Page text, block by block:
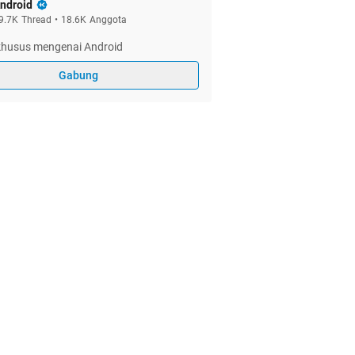
Thread • 18.6K Anggota
mengenai Android
Gabung